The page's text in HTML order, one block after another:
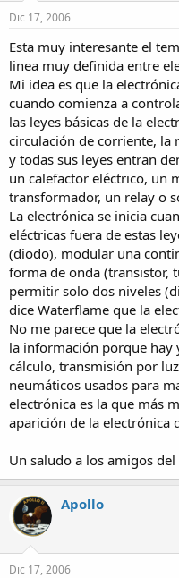
Dic 17, 2006
Esta muy interesante el
linea muy definida entre
Mi idea es que la
cuando comienza a
las leyes básicas de la
circulación de corriente, la
y todas sus leyes entran
un calefactor eléctrico, un
transformador, un relay o
La electrónica se inicia
eléctricas fuera de estas
(diodo), modular una
forma de onda (transistor,
permitir solo dos niveles
dice Waterflame que la
No me parece que la
la información porque hay
cálculo, transmisión por
neumáticos usados para
electrónica es la que más
aparición de la electrónica
Un saludo a los amigos
Apollo
Dic 17, 2006